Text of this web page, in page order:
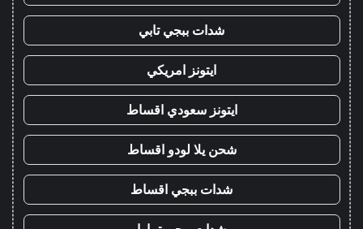
شدات ببجي تابي
ايتونز امريكي
ايتونز سعودي اقساط
شحن يلا لودو اقساط
شدات ببجي اقساط